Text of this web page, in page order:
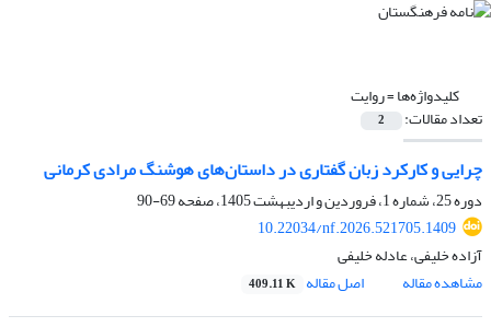
کلیدواژه‌ها =روایت
تعداد مقالات: 2
چرایی و کارکرد زبان گفتاری در داستان‌های هوشنگ مرادی کرمانی
دوره 25، شماره 1، فروردین و اردیبهشت 1405، صفحه
69-90
10.22034/nf.2026.521705.1409
آزاده خلیفی، عادله خلیفی
مشاهده مقاله
اصل مقاله 409.11 K